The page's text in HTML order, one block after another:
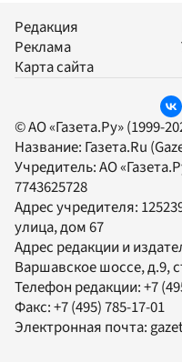
Редакция
Реклама
Карта сайта
© АО «Газета.Ру» (1999-
Название: Газета.Ru
Учредитель:АО
7743625728
Адрес учредителя:
улица, дом 67
Адрес редакции и
Варшавское шоссе, д.9,
Телефон редакции:+7
Факс:+7 (495) 785-17-01
Электронная почта: